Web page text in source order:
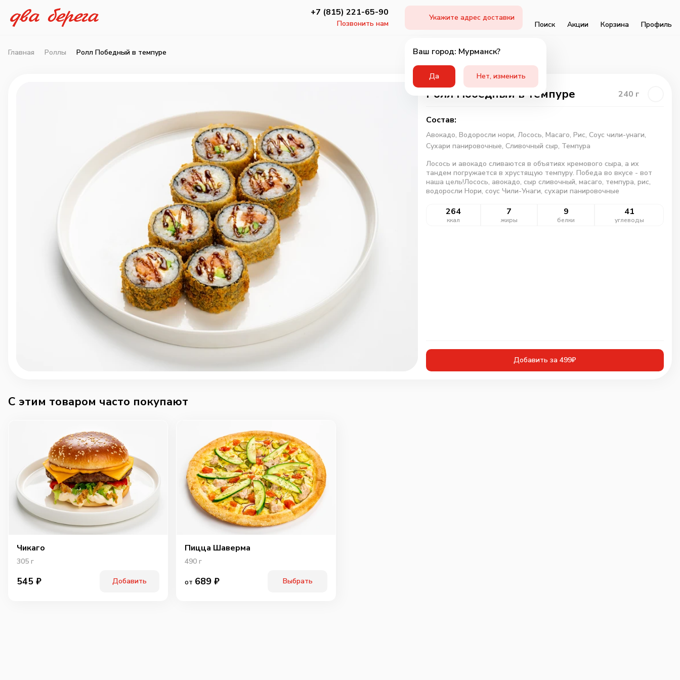
+7 (815) 221-65-90
Позвонить нам
Укажите адрес доставки
Ваш город: Мурманск?
Да Нет, изменить
Поиск Акции Корзина Профиль
Главная Роллы Ролл Победный в темпуре
Ролл Победный в темпуре 240 г
Состав:
Авокадо, Водоросли нори, Лосось, Масаго, Рис, Соус чили-унаги,
Сухари панировочные, Сливочный сыр, Темпура
Лосось и авокадо сливаются в объятиях кремового сыра, а их
тандем погружается в хрустящую темпуру. Победа во вкусе - вот
наша цель!Лосось, авокадо, сыр сливочный, масаго, темпура, рис,
водоросли Нори, соус Чили-Унаги, сухари панировочные
264
ккал
7
жиры
9
белки
41
углеводы
Добавить за 499₽
C этим товаром часто покупают
Чикаго
305 г
545 ₽ Добавить
Пицца Шаверма
490 г
от 689 ₽ Выбрать